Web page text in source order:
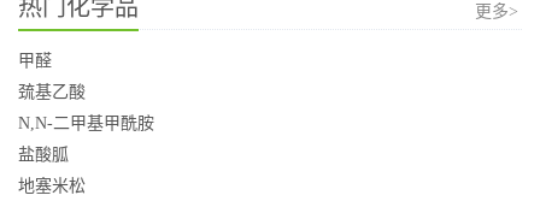
热门化学品 更多>
甲醛
巯基乙酸
N,N-二甲基甲酰胺
盐酸胍
地塞米松